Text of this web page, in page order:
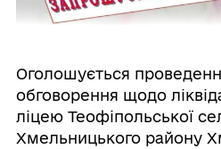
Оголошується
обговорення щодо
ліцею Теофіпольської
Хмельницького району